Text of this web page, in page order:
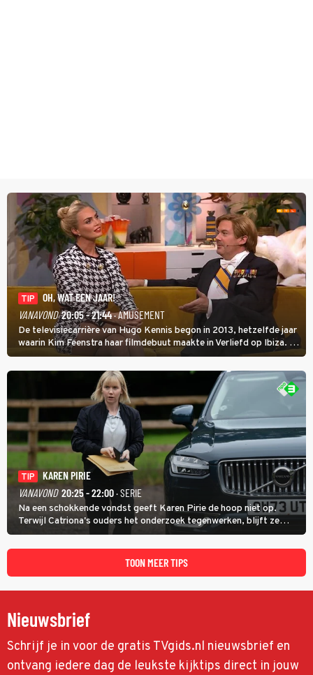
TIP
OH, WAT EEN JAAR!
VANAVOND 20:05 - 21:44· AMUSEMENT
De televisiecarrière van Hugo Kennis begon in 2013, hetzelfde jaar
waarin Kim Feenstra haar filmdebuut maakte in Verliefd op Ibiza. In
Oh, Wat een Jaar! wordt duidelijk wat ze nog meer weten van het
jaar waarin ze allebei eindtwintigers waren.
TIP
KAREN PIRIE
VANAVOND 20:25 - 22:00· SERIE
Na een schokkende vondst geeft Karen Pirie de hoop niet op.
Terwijl Catriona's ouders het onderzoek tegenwerken, blijft ze
speuren naar Adam. In deze slotaflevering van Karen Pirie leidt het
spoor via Frankrijk en Italië naar Malta.
TOON MEER TIPS
Nieuwsbrief
Schrijf je in voor de gratis TVgids.nl nieuwsbrief en
ontvang iedere dag de leukste kijktips direct in jouw